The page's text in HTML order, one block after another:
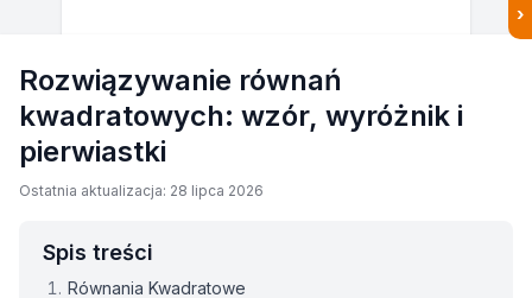
›
Rozwiązywanie równań
kwadratowych: wzór, wyróżnik i
pierwiastki
Ostatnia aktualizacja: 28 lipca 2026
Spis treści
Równania Kwadratowe